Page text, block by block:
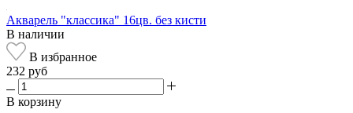
Акварель "классика" 16цв. без кисти
В наличии
В избранное
232 руб
В корзину